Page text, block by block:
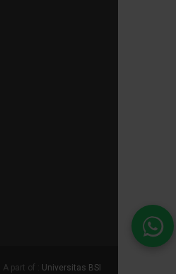
A part of : Universitas BSI